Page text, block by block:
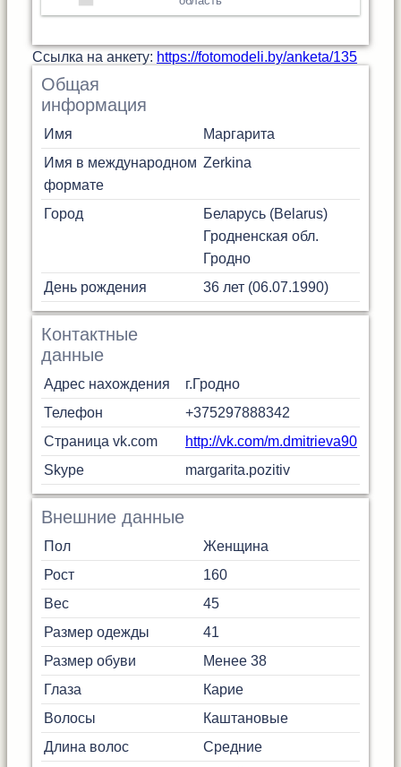
Cсылка на анкету: https://fotomodeli.by/anketa/135
Общая
информация
Имя
Маргарита
Имя в международном
формате
Zerkina
Город
Беларусь (Belarus)
Гродненская обл.
Гродно
День рождения
36 лет (06.07.1990)
Контактные
данные
Адрес нахождения
г.Гродно
Телефон
+375297888342
Страница vk.com
http://vk.com/m.dmitrieva90
Skype
margarita.pozitiv
Внешние данные
Пол
Женщина
Рост
160
Вес
45
Размер одежды
41
Размер обуви
Менее 38
Глаза
Карие
Волосы
Каштановые
Длина волос
Средние